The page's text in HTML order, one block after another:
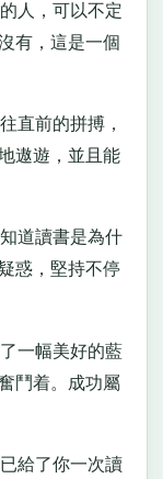
人，可以不定
有，這是一個
前的拼搏，
遨遊，並且能
道讀書是為什
惑，堅持不停
一幅美好的藍
鬥着。成功屬
給了你一次讀